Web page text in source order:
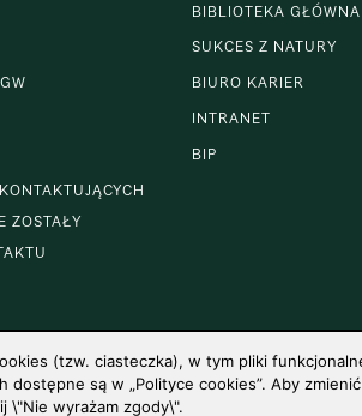
ZOSTAŁY
BIBLIOTEKA GŁÓWNA
SUKCES Z NATURY
BIURO KARIER
INTRANET
BIP
(tzw. ciasteczka), w tym pliki
są w „Polityce cookies”. Aby
\"Nie wyrażam zgody\".